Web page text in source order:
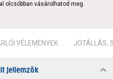
olcsóbban vásárolhatod meg.
VÉLEMÉNYEK JÓTÁLLÁS,
jellemzők